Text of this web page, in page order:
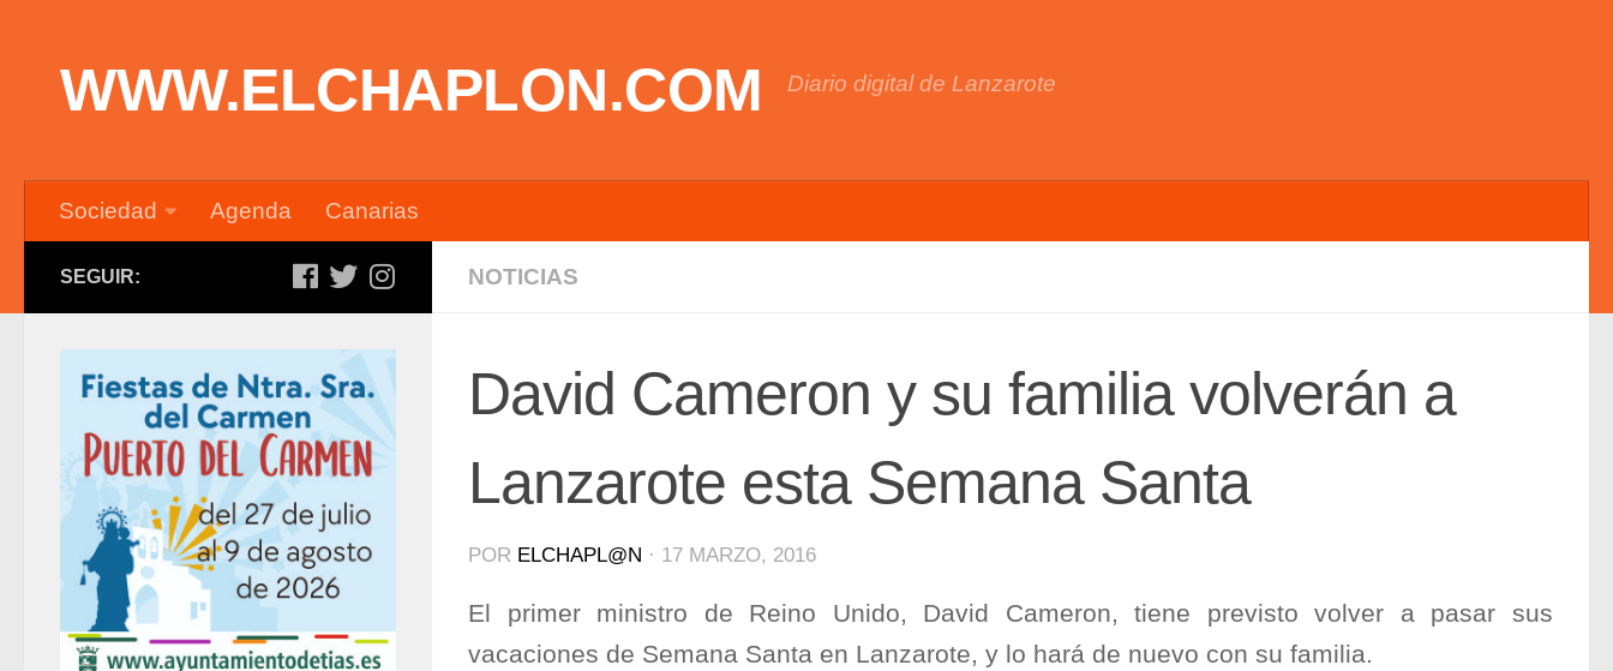
WWW.ELCHAPLON.COM Diario digital de Lanzarote
Sociedad Agenda Canarias
NOTICIAS
David Cameron y su familia volverán a
Lanzarote esta Semana Santa
POR ELCHAPL@N · 17 MARZO, 2016
El primer ministro de Reino Unido, David Cameron, tiene previsto volver a pasar sus
vacaciones de Semana Santa en Lanzarote, y lo hará de nuevo con su familia.
SEGUIR: